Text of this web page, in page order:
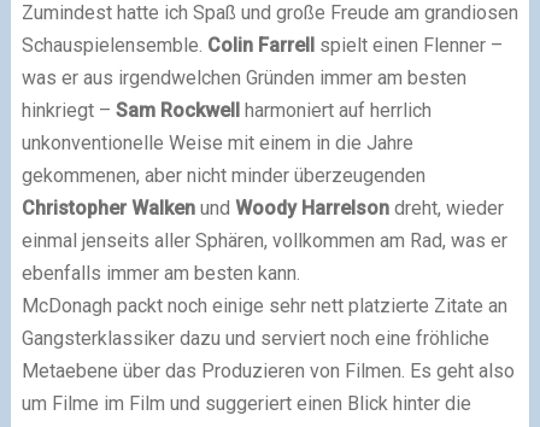
Zumindest hatte ich Spaß und große Freude am grandiosen
Schauspielensemble. Colin Farrellspielt einen Flenner –
was er aus irgendwelchen Gründen immer am besten
hinkriegt – Sam Rockwellharmoniert auf herrlich
unkonventionelle Weise mit einem in die Jahre
gekommenen, aber nicht minder überzeugenden
Christopher Walkenund Woody Harrelsondreht, wieder
einmal jenseits aller Sphären, vollkommen am Rad, was er
ebenfalls immer am besten kann.
McDonagh packt noch einige sehr nett platzierte Zitate an
Gangsterklassiker dazu und serviert noch eine fröhliche
Metaebene über das Produzieren von Filmen. Es geht also
um Filme im Film und suggeriert einen Blick hinter die